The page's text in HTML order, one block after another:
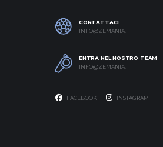
CONTATTACI
INFO@ZEMANIA.IT
ENTRA NEL NOSTRO TEAM
INFO@ZEMANIA.IT
FACEBOOK INSTAGRAM